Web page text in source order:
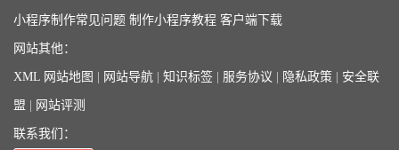
小程序制作常见问题 制作小程序教程 客户端下载
网站其他：
XML 网站地图 网站导航 知识标签 服务协议 隐私政策 安全联
盟 网站评测
联系我们：